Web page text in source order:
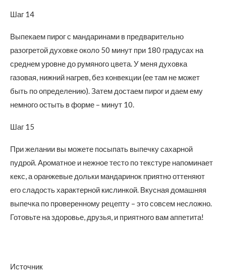
Шаг 14
Выпекаем пирог с мандаринами в предварительно
разогретой духовке около 50 минут при 180 градусах на
среднем уровне до румяного цвета. У меня духовка
газовая, нижний нагрев, без конвекции (ее там не может
быть по определению). Затем достаем пирог и даем ему
немного остыть в форме – минут 10.
Шаг 15
При желании вы можете посыпать выпечку сахарной
пудрой. Ароматное и нежное тесто по текстуре напоминает
кекс, а оранжевые дольки мандаринок приятно оттеняют
его сладость характерной кислинкой. Вкусная домашняя
выпечка по проверенному рецепту – это совсем несложно.
Готовьте на здоровье, друзья, и приятного вам аппетита!
Источник